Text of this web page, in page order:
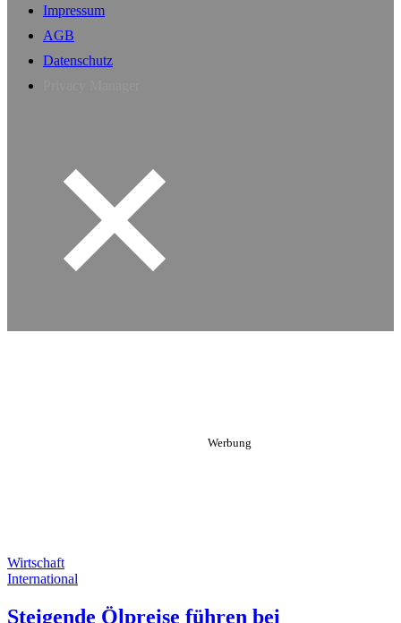
Impressum
AGB
Datenschutz
Wirtschaft
International
Steigende Ölpreise führen bei